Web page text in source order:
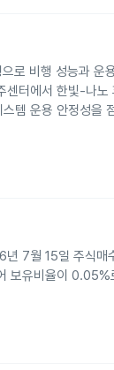
로 비행 성능과 운
터에서 한빛-나노
템 운용 안정성을
년 7월 15일 주
보유비율이 0.05%